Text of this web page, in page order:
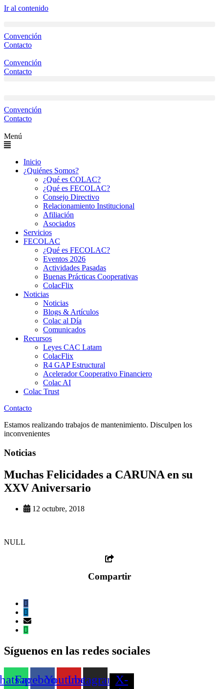
Ir al contenido
Convención
Contacto
Convención
Contacto
Convención
Contacto
Menú
Inicio
¿Quiénes Somos?
¿Qué es COLAC?
¿Qué es FECOLAC?
Consejo Directivo
Relacionamiento Institucional
Afiliación
Asociados
Servicios
FECOLAC
¿Qué es FECOLAC?
Eventos 2026
Actividades Pasadas
Buenas Prácticas Cooperativas
ColacFlix
Noticias
Noticias
Blogs & Artículos
Colac al Día
Comunicados
Recursos
Leyes CAC Latam
ColacFlix
R4 GAP Estructural
Acelerador Cooperativo Financiero
Colac AI
Colac Trust
Contacto
Estamos realizando trabajos de mantenimiento. Disculpen los
inconvenientes
Noticias
Muchas Felicidades a CARUNA en su
XXV Aniversario
12 octubre, 2018
NULL
Compartir
Síguenos en las redes sociales
FacebookYoutubeInstagramX-